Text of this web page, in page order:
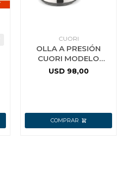
CUORI
OLLA A PRESIÓN
CUORI MODELO
RAPID-7
USD 98,00